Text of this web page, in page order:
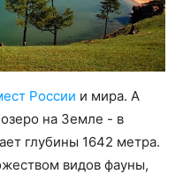
России и мира. А
на Земле - в
глубины 1642 метра.
видов фауны,